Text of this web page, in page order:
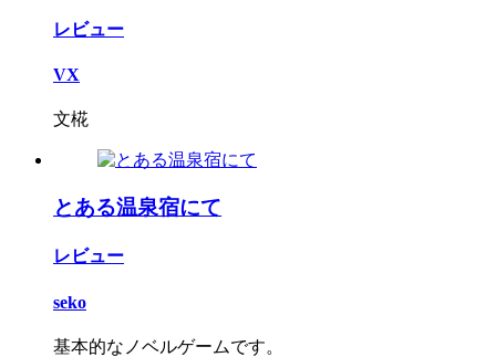
レビュー
VX
文椛
とある温泉宿にて
レビュー
seko
基本的なノベルゲームです。